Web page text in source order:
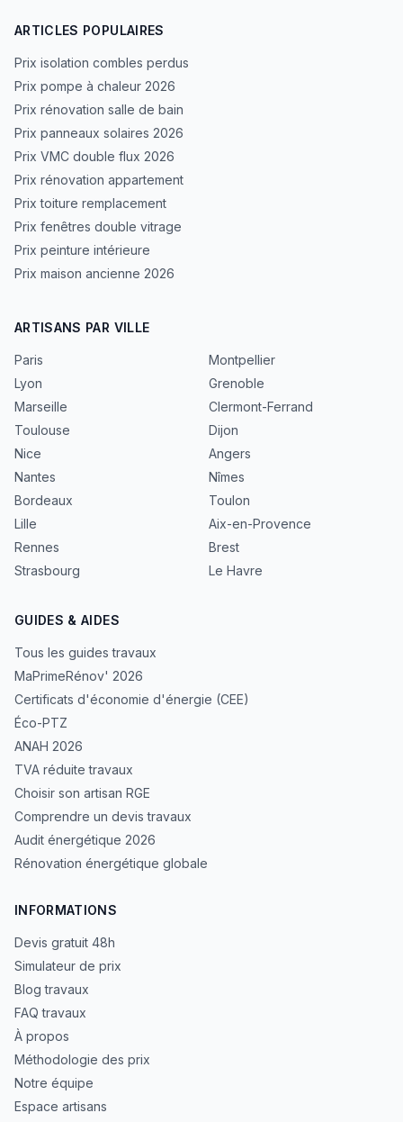
ARTICLES POPULAIRES
Prix isolation combles perdus
Prix pompe à chaleur 2026
Prix rénovation salle de bain
Prix panneaux solaires 2026
Prix VMC double flux 2026
Prix rénovation appartement
Prix toiture remplacement
Prix fenêtres double vitrage
Prix peinture intérieure
Prix maison ancienne 2026
ARTISANS PAR VILLE
Paris
Lyon
Marseille
Toulouse
Nice
Nantes
Bordeaux
Lille
Rennes
Strasbourg
Montpellier
Grenoble
Clermont-Ferrand
Dijon
Angers
Nîmes
Toulon
Aix-en-Provence
Brest
Le Havre
GUIDES & AIDES
Tous les guides travaux
MaPrimeRénov' 2026
Certificats d'économie d'énergie (CEE)
Éco-PTZ
ANAH 2026
TVA réduite travaux
Choisir son artisan RGE
Comprendre un devis travaux
Audit énergétique 2026
Rénovation énergétique globale
INFORMATIONS
Devis gratuit 48h
Simulateur de prix
Blog travaux
FAQ travaux
À propos
Méthodologie des prix
Notre équipe
Espace artisans